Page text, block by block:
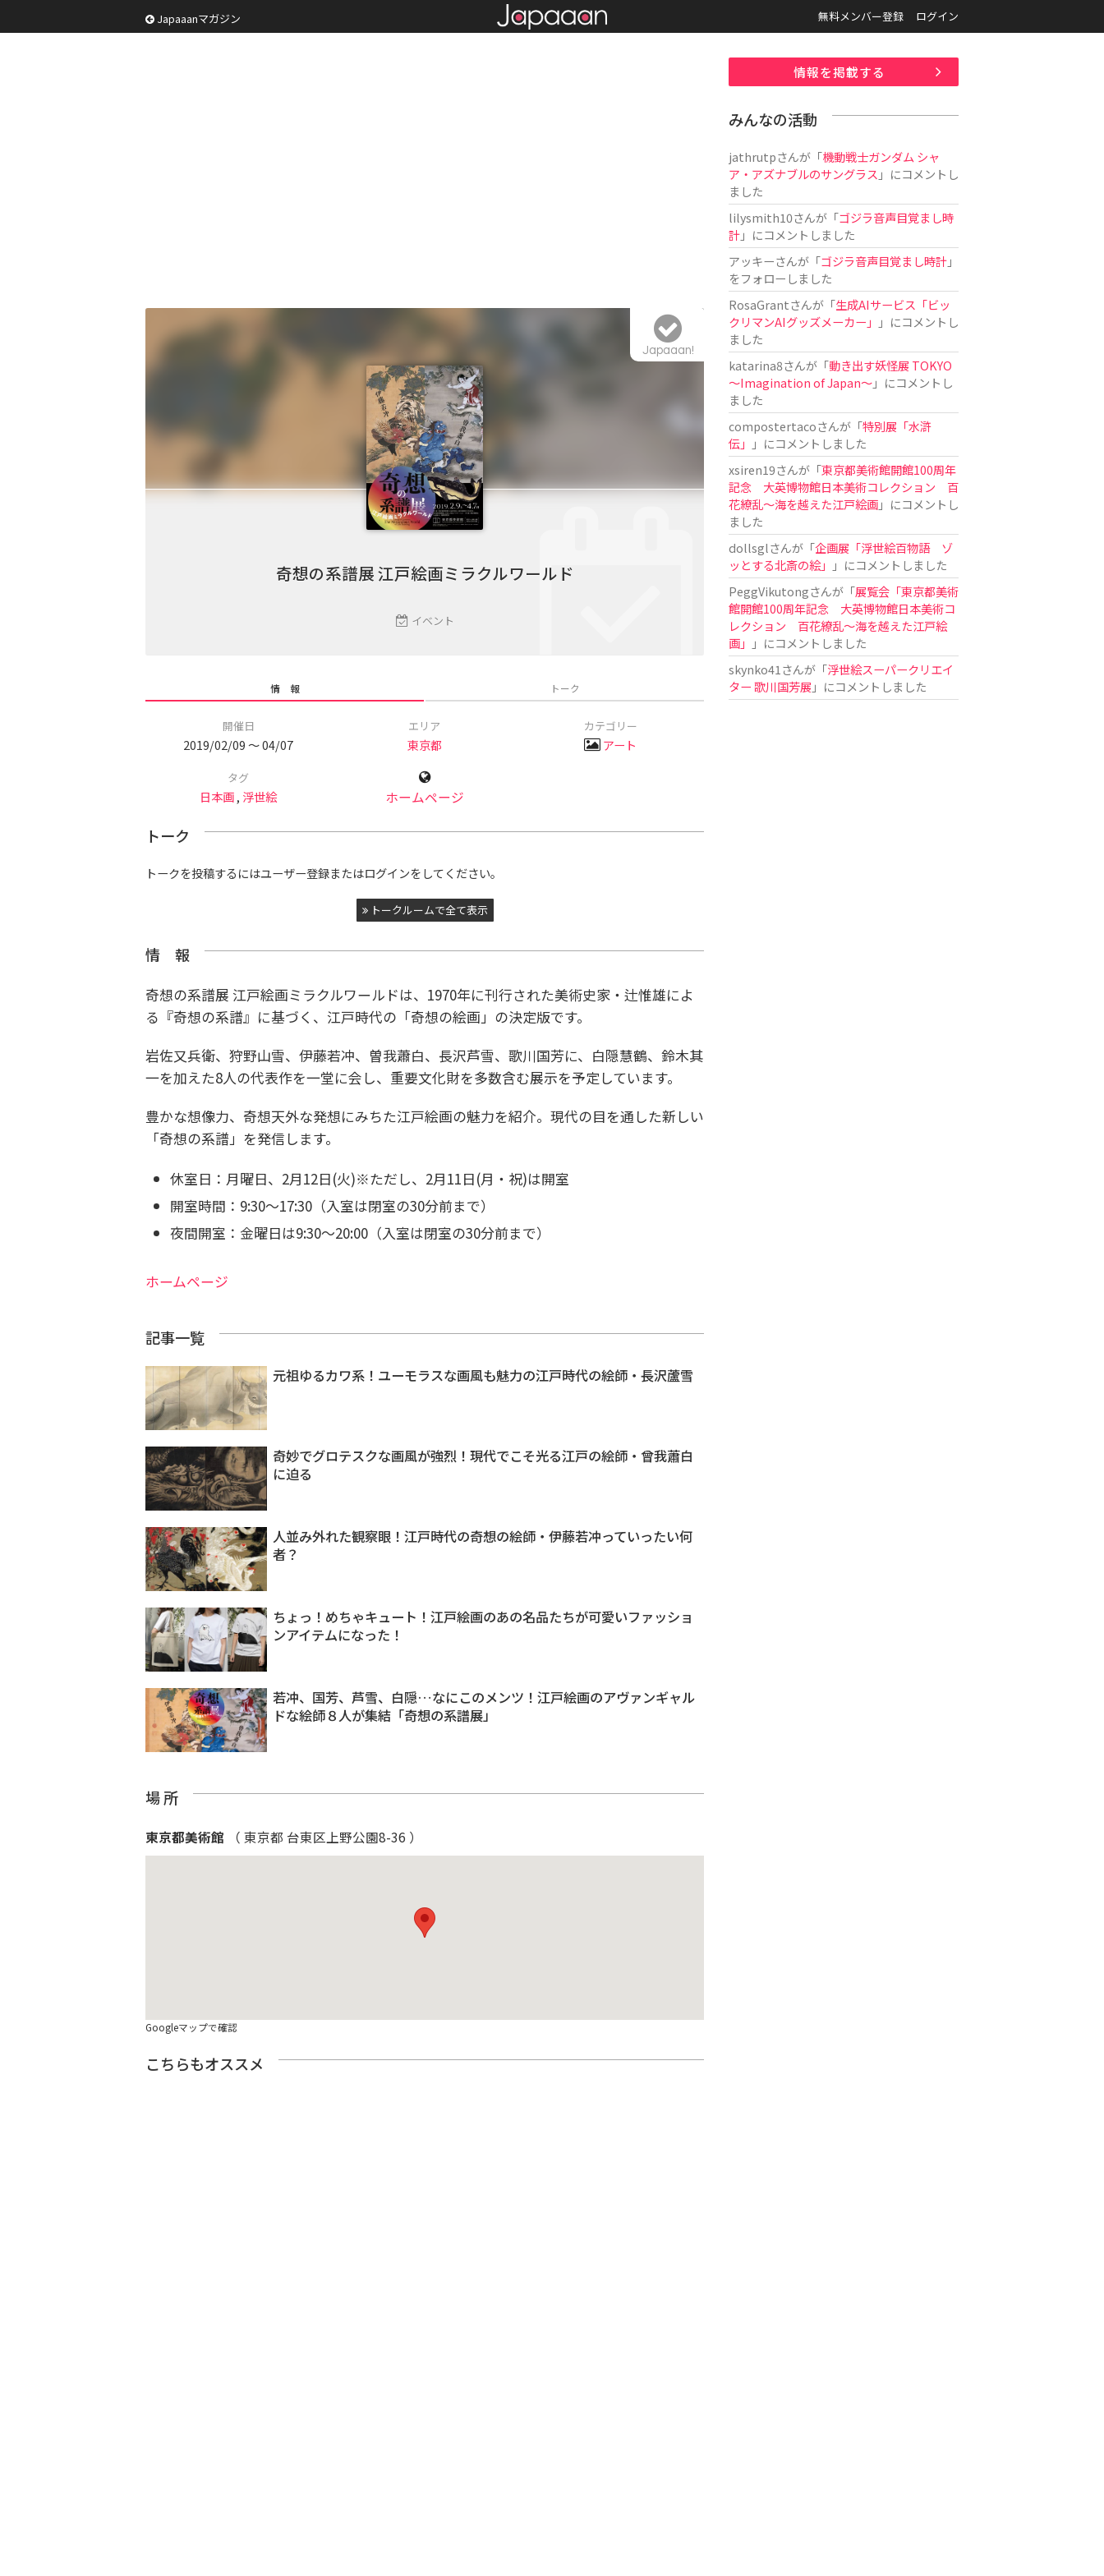
Japaaanマガジン 無料メンバー登録 ログイン
奇想の系譜展 江戸絵画ミラクルワールド
イベント
Japaaan!
情 報 トーク
開催日
2019/02/09 〜 04/07
エリア
東京都
カテゴリー
アート
タグ
日本画, 浮世絵 ホームページ
トーク
トークを投稿するにはユーザー登録またはログインをしてください。
トークルームで全て表示
情 報
奇想の系譜展 江戸絵画ミラクルワールドは、 1970年に刊行された美術史家・辻惟雄によ
る『奇想の系譜』に基づく、江戸時代の「奇想の絵画」の決定版です。
岩佐又兵衛、狩野山雪、伊藤若冲、曽我蕭白、長沢芦雪、歌川国芳に、白隠慧鶴、鈴木其
一を加えた8人の代表作を一堂に会し、重要文化財を多数含む展示を予定しています。
豊かな想像力、奇想天外な発想にみちた江戸絵画の魅力を紹介。現代の目を通した新しい
「奇想の系譜」を発信します。
休室日：月曜日、2月12日(火)※ただし、2月11日(月・祝)は開室
開室時間：9:30～17:30（入室は閉室の30分前まで）
夜間開室：金曜日は9:30～20:00（入室は閉室の30分前まで）
ホームページ
記事一覧
元祖ゆるカワ系！ユーモラスな画風も魅力の江戸時代の絵師・長沢蘆雪
奇妙でグロテスクな画風が強烈！現代でこそ光る江戸の絵師・曾我蕭白
に迫る
人並み外れた観察眼！江戸時代の奇想の絵師・伊藤若冲っていったい何
者？
ちょっ！めちゃキュート！江戸絵画のあの名品たちが可愛いファッショ
ンアイテムになった！
若冲、国芳、芦雪、白隠…なにこのメンツ！江戸絵画のアヴァンギャル
ドな絵師８人が集結「奇想の系譜展」
場 所
東京都美術館 （ 東京都 台東区上野公園8-36 ）
Googleマップで確認
こちらもオススメ
情報を掲載する
みんなの活動
jathrutpさんが「機動戦士ガンダム シャ
ア・アズナブルのサングラス 」にコメントし
ました
lilysmith10さんが「ゴジラ音声目覚まし時
計」にコメントしました
アッキーさんが「ゴジラ音声目覚まし時計」
をフォローしました
RosaGrantさんが「生成AIサービス「ビッ
クリマンAIグッズメーカー」
」にコメントし
ました
katarina8さんが「動き出す妖怪展 TOKYO
〜Imagination of Japan〜」にコメントし
ました
compostertacoさんが「特別展「水滸
伝」
」にコメントしました
xsiren19さんが「東京都美術館開館100周年
記念 大英博物館日本美術コレクション 百
花繚乱～海を越えた江戸絵画」にコメントし
ました
dollsglさんが「企画展「浮世絵百物語 ゾ
ッとする北斎の絵」
」にコメントしました
PeggVikutongさんが「展覧会「東京都美術
館開館100周年記念 大英博物館日本美術コ
レクション 百花繚乱〜海を越えた江戸絵
画」
」にコメントしました
skynko41 さんが「浮世絵スーパークリエイ
ター 歌川国芳展 」にコメントしました